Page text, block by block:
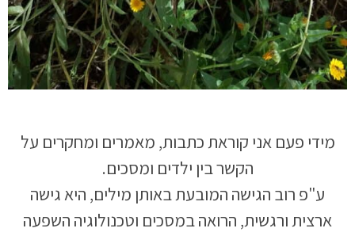
מידי פעם אני קוראת כתבות, מאמרים ומחקרים על
הקשר בין ילדים ומסכים.
ע"פ רוב הגישה המובעת באותן מילים, היא גישה
ארצית ורגשית, הרואה במסכים וטכנולוגיה השפעה